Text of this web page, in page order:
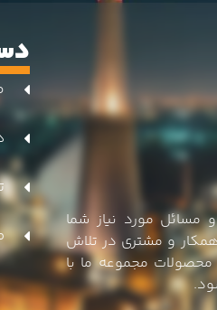
مورد نیاز شما
و مشتری در تلاش
مجموعه ما با